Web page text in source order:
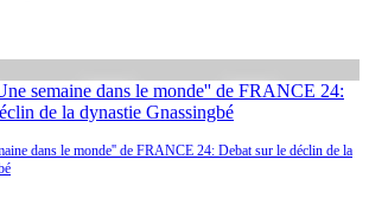
dans le monde'' de FRANCE 24: Debat sur le déclin de la